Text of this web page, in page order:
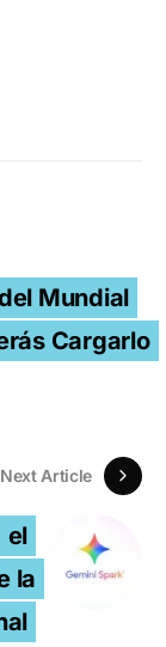
Mundial
Cargarlo
Next Article
el
la